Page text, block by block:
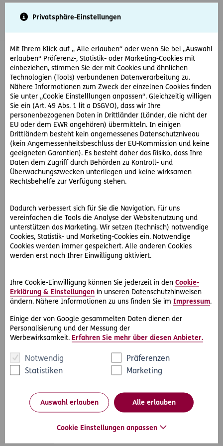
Privatsphäre-Einstellungen
Mit Ihrem Klick auf „ Alle erlauben“ oder wenn Sie bei „Auswahl
erlauben“ Präferenz-, Statistik- oder Marketing-Cookies mit
einbeziehen, stimmen Sie der mit Cookies und ähnlichen
Technologien (Tools) verbundenen Datenverarbeitung zu.
Nähere Informationen zum Zweck der einzelnen Cookies finden
Sie unter „Cookie Einstelllungen anpassen“. Gleichzeitig willigen
Sie ein (Art. 49 Abs. 1 lit a DSGVO), dass wir Ihre
personenbezogenen Daten in Drittländer (Länder, die nicht der
EU oder dem EWR angehören) übermitteln. In einigen
Drittländern besteht kein angemessenes Datenschutzniveau
(kein Angemessenheitsbeschluss der EU-Kommission und keine
geeigneten Garantien). Es besteht daher das Risiko, dass Ihre
Daten dem Zugriff durch Behörden zu Kontroll- und
Überwachungszwecken unterliegen und keine wirksamen
Rechtsbehelfe zur Verfügung stehen.
Dadurch verbessert sich für Sie die Navigation. Für uns
vereinfachen die Tools die Analyse der Websitenutzung und
unterstützen das Marketing. Wir setzen (technisch) notwendige
Cookies, Statistik- und Marketing-Cookies ein. Notwendige
Cookies werden immer gespeichert. Alle anderen Cookies
werden erst nach Ihrer Einwilligung aktiviert.
Ihre Cookie-Einwilligung können Sie jederzeit in den Cookie-
Erklärung & Einstellungen in unseren Datenschutzhinweisen
ändern. Nähere Informationen zu uns finden Sie im Impressum.
Einige der von Google gesammelten Daten dienen der
Personalisierung und der Messung der
Werbewirksamkeit. Erfahren Sie mehr über diesen Anbieter.
Notwendig
Präferenzen
Statistiken
Marketing
Auswahl erlauben Alle erlauben
Cookie Einstellungen anpassen
Inhaltsbereich (Access Key: 0)
Hauptnavigation (Access Key: 1)
Top-Navigation (Access Key: 2)
Inhaltsübersicht (Access Key: 3)
Footer-Links (Access Key: 4)
zur Startseite
Sie sind angemeldet!
Es freut uns, dass Sie am Maklerforum in Wien teilnehmen!
Bei Fragen zur Veranstaltung schreiben Sie bitte ein E-Mail
anrs-ost@ergo-versicherung.at
© ERGO Versicherung Aktiengesellschaft
Footer-Links
Barrierefreiheit
Rechtliche Hinweise & Datenschutz
Sitemap